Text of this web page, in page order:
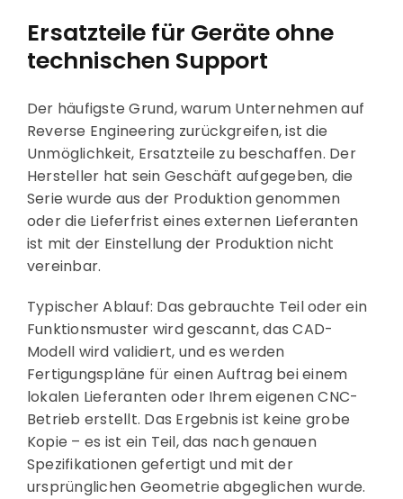
Ersatzteile für Geräte ohne
technischen Support
Der häufigste Grund, warum Unternehmen auf
Reverse Engineering zurückgreifen, ist die
Unmöglichkeit, Ersatzteile zu beschaffen. Der
Hersteller hat sein Geschäft aufgegeben, die
Serie wurde aus der Produktion genommen
oder die Lieferfrist eines externen Lieferanten
ist mit der Einstellung der Produktion nicht
vereinbar.
Typischer Ablauf: Das gebrauchte Teil oder ein
Funktionsmuster wird gescannt, das CAD-
Modell wird validiert, und es werden
Fertigungspläne für einen Auftrag bei einem
lokalen Lieferanten oder Ihrem eigenen CNC-
Betrieb erstellt. Das Ergebnis ist keine grobe
Kopie – es ist ein Teil, das nach genauen
Spezifikationen gefertigt und mit der
ursprünglichen Geometrie abgeglichen wurde.